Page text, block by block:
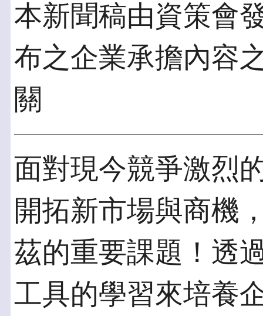
本新聞稿由資策會
布之企業承擔內容
關
面對現今競爭激烈
開拓新市場與商機
茲的重要課題！透
工具的學習來培養